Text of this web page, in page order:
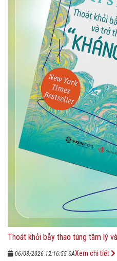
Thoát khỏi bẫy thao túng tâm lý
06/08/2026 12:16:55 SAXem chi tiết